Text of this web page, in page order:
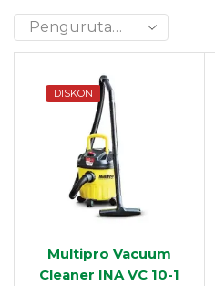
DISKON
Multipro Vacuum
Cleaner INA VC 10-1